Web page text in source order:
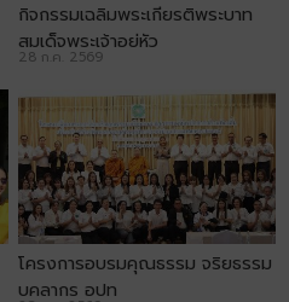
กิจกรรมเฉลิมพระเกียรติพระบาท
สมเด็จพระเจ้าอยู่หัว
28 ก.ค. 2569
โครงการอบรมคุณธรรม จริยธรรม
บุคลากร อปท